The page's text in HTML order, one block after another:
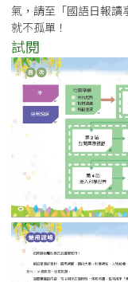
氣，請至「國語日報
就不孤單！
試閱